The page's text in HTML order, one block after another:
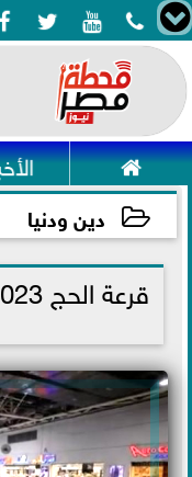
   

دين ودنيا
2023-02-19 16:27:09